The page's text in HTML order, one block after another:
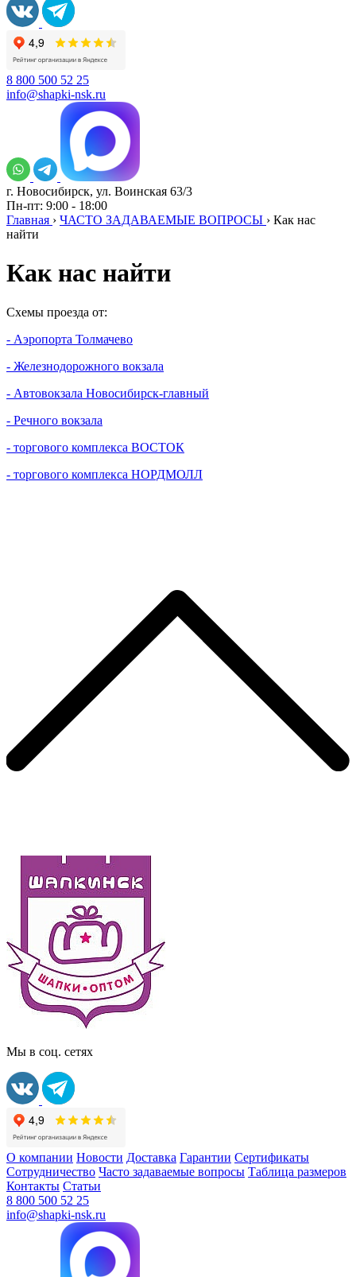
8 800 500 52 25
info@shapki-nsk.ru
г. Новосибирск, ул. Воинская 63/3
Пн-пт: 9:00 - 18:00
Главная › ЧАСТО ЗАДАВАЕМЫЕ ВОПРОСЫ › Как нас
найти
Как нас найти
Схемы проезда от:
- Аэропорта Толмачево
- Железнодорожного вокзала
- Автовокзала Новосибирск-главный
- Речного вокзала
- торгового комплекса ВОСТОК
- торгового комплекса НОРДМОЛЛ
Мы в соц. сетях
О компании Новости Доставка Гарантии Сертификаты
Сотрудничество Часто задаваемые вопросы Таблица размеров
Контакты Статьи
8 800 500 52 25
info@shapki-nsk.ru